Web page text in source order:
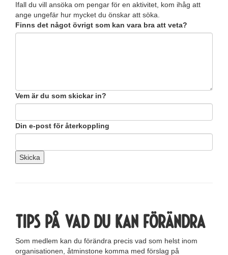
Ifall du vill ansöka om pengar för en aktivitet, kom ihåg att
ange ungefär hur mycket du önskar att söka.
Finns det något övrigt som kan vara bra att veta?
Vem är du som skickar in?
Din e-post för återkoppling
Skicka
Tips på vad du kan förändra
Som medlem kan du förändra precis vad som helst inom
organisationen, åtminstone komma med förslag på